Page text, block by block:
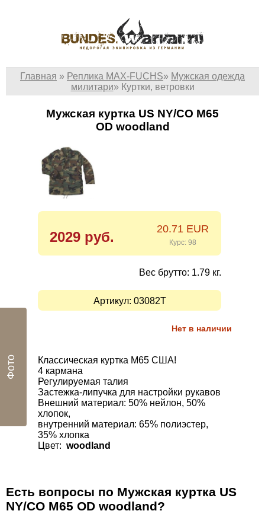
Главная » Реплика MAX-FUCHS» Мужская одежда
милитари» Куртки, ветровки
Мужская куртка US NY/CO M65
OD woodland
2029 руб. 20.71 EUR
Курс: 98
Вес брутто: 1.79 кг.
Артикул: 03082T
Нет в наличии
Классическая куртка M65 США!
4 кармана
Регулируемая талия
Застежка-липучка для настройки рукавов
Внешний материал: 50% нейлон, 50%
хлопок,
внутренний материал: 65% полиэстер,
35% хлопка
Цвет: woodland
Есть вопросы по Мужская куртка US
NY/CO M65 OD woodland?
Фото